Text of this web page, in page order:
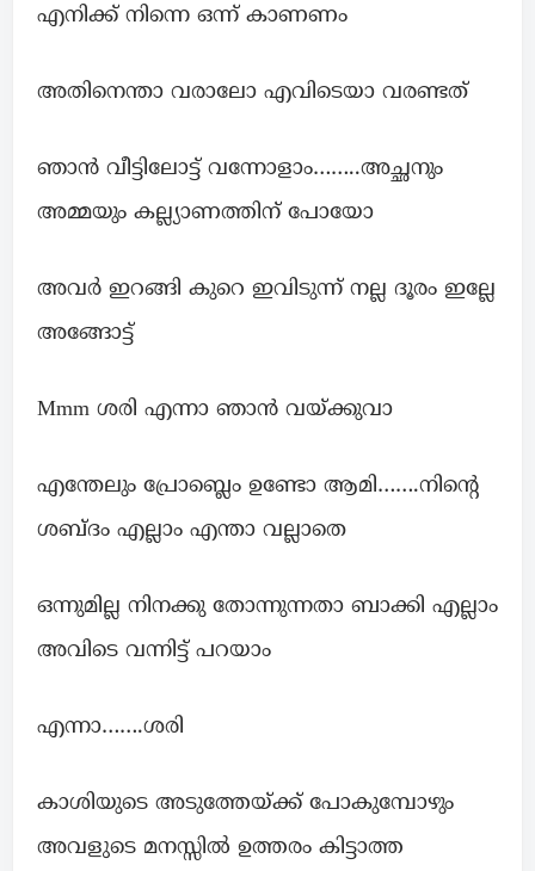
എനിക്ക് നിന്നെ ഒന്ന് കാണണം
അതിനെന്താ വരാലോ എവിടെയാ വരണ്ടത്
ഞാൻ വീട്ടിലോട്ട് വന്നോളാം……..അച്ഛനും
അമ്മയും കല്ല്യാണത്തിന് പോയോ
അവർ ഇറങ്ങി കുറെ ഇവിടുന്ന് നല്ല ദൂരം ഇല്ലേ
അങ്ങോട്ട്
Mmm ശരി എന്നാ ഞാൻ വയ്ക്കുവാ
എന്തേലും പ്രോബ്ലെം ഉണ്ടോ ആമി…….നിന്റെ
ശബ്ദം എല്ലാം എന്താ വല്ലാതെ
ഒന്നുമില്ല നിനക്കു തോന്നുന്നതാ ബാക്കി എല്ലാം
അവിടെ വന്നിട്ട് പറയാം
എന്നാ…….ശരി
കാശിയുടെ അടുത്തേയ്ക്ക് പോകുമ്പോഴും
അവളുടെ മനസ്സിൽ ഉത്തരം കിട്ടാത്ത